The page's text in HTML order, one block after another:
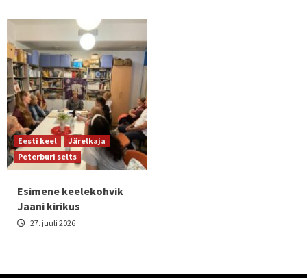
Eesti keel
Järelkaja
Peterburi selts
Esimene keelekohvik
Jaani kirikus
27. juuli 2026